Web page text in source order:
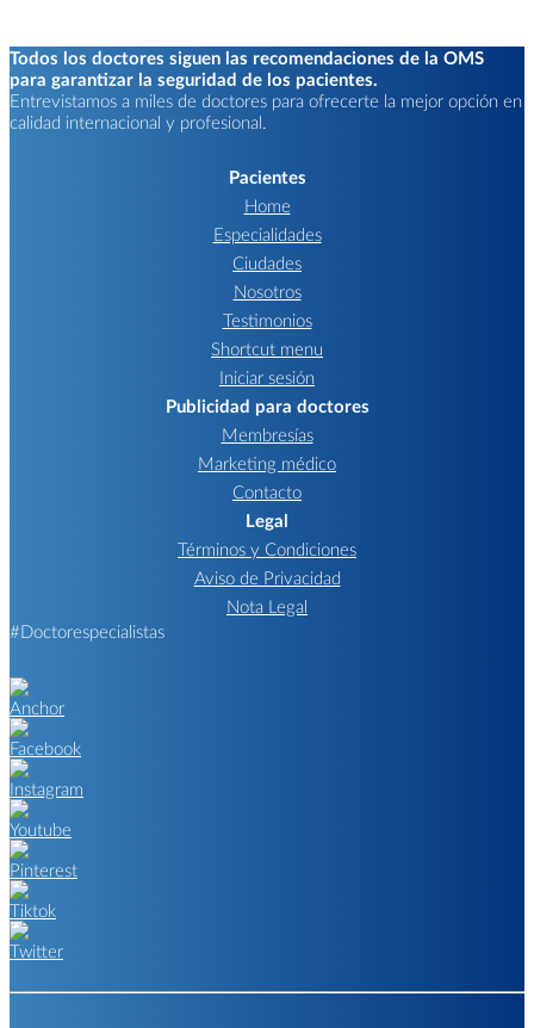
Todos los doctores siguen las recomendaciones de la OMS
para garantizar la seguridad de los pacientes.
Entrevistamos a miles de doctores para ofrecerte la mejor opción en
calidad internacional y profesional.
Pacientes
Home
Especialidades
Ciudades
Nosotros
Testimonios
Shortcut menu
Iniciar sesión
Publicidad para doctores
Membresías
Marketing médico
Contacto
Legal
Términos y Condiciones
Aviso de Privacidad
Nota Legal
#Doctorespecialistas